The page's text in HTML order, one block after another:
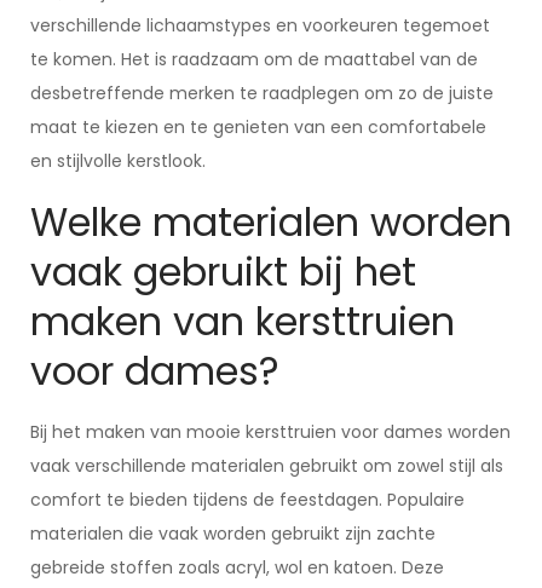
verschillende lichaamstypes en voorkeuren tegemoet
te komen. Het is raadzaam om de maattabel van de
desbetreffende merken te raadplegen om zo de juiste
maat te kiezen en te genieten van een comfortabele
en stijlvolle kerstlook.
Welke materialen worden
vaak gebruikt bij het
maken van kersttruien
voor dames?
Bij het maken van mooie kersttruien voor dames worden
vaak verschillende materialen gebruikt om zowel stijl als
comfort te bieden tijdens de feestdagen. Populaire
materialen die vaak worden gebruikt zijn zachte
gebreide stoffen zoals acryl, wol en katoen. Deze